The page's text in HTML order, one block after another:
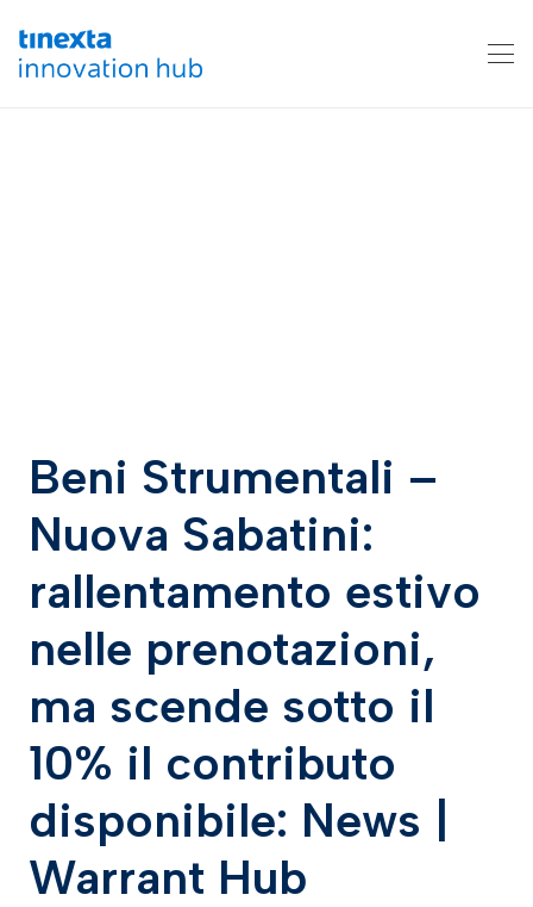
Beni Strumentali –
Nuova Sabatini:
rallentamento estivo
nelle prenotazioni,
ma scende sotto il
10% il contributo
disponibile: News |
Warrant Hub